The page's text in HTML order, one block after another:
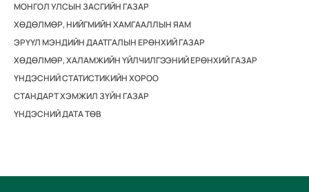
МОНГОЛ УЛСЫН ЗАСГИЙН ГАЗАР
ХӨДӨЛМӨР, НИЙГМИЙН ХАМГААЛЛЫН ЯАМ
ЭРҮҮЛ МЭНДИЙН ДААТГАЛЫН ЕРӨНХИЙ ГАЗАР
ХӨДӨЛМӨР, ХАЛАМЖИЙН ҮЙЛЧИЛГЭЭНИЙ ЕРӨНХИЙ ГАЗАР
ҮНДЭСНИЙ СТАТИСТИКИЙН ХОРОО
СТАНДАРТ ХЭМЖИЛ ЗҮЙН ГАЗАР
ҮНДЭСНИЙ ДАТА ТӨВ